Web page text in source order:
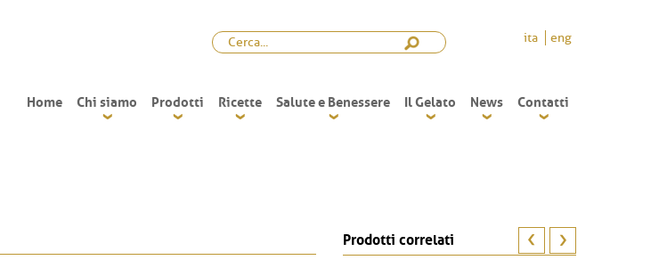
ita eng
Home Chi siamo Prodotti Ricette Salute e Benessere Il Gelato News Contatti
Prodotti correlati